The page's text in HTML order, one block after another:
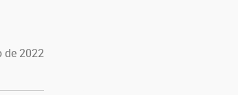
de 2022